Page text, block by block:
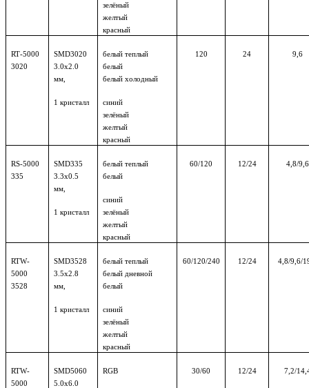
зелёный
желтый
красный
RT-5000
3020
SMD3020
3.0х2.0
мм,
1 кристалл
белый теплый
белый
белый холодный
синий
зелёный
желтый
красный
120 24 9,6
RS-5000
335
SMD335
3.3х0.5
мм,
1 кристалл
белый теплый
белый
синий
зелёный
желтый
красный
60/120 12/24 4,8/9,6
RTW-
5000
3528
SMD3528
3.5х2.8
мм,
1 кристалл
белый теплый
белый дневной
белый
синий
зелёный
желтый
красный
60/120/240 12/24 4,8/9,6/
RTW-
5000
SMD5060
5.0х6.0
RGB 30/60 12/24 7,2/